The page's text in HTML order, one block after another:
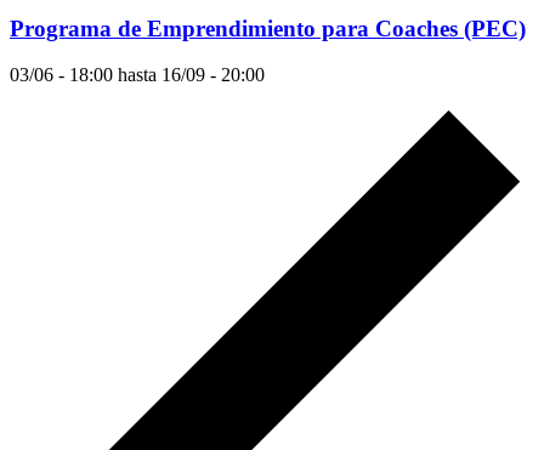
Programa de Emprendimiento para Coaches (PEC)
03/06 - 18:00 hasta 16/09 - 20:00